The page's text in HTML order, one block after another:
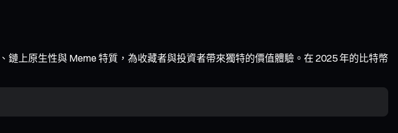
上原生性與 Meme 特質，為收藏者與投資者帶來獨特的價值體驗。在 2025 年的比特幣